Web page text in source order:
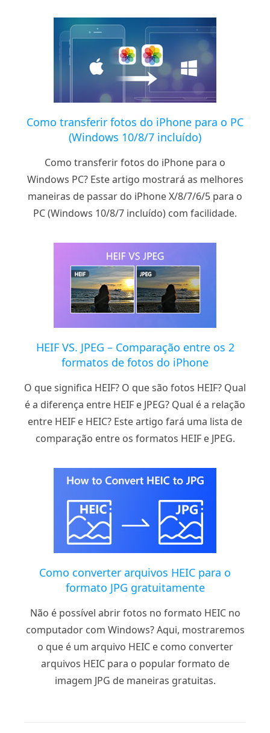
Como transferir fotos do iPhone para o PC
(Windows 10/8/7 incluído)
Como transferir fotos do iPhone para o
Windows PC? Este artigo mostrará as melhores
maneiras de passar do iPhone X/8/7/6/5 para o
PC (Windows 10/8/7 incluído) com facilidade.
HEIF VS. JPEG – Comparação entre os 2
formatos de fotos do iPhone
O que significa HEIF? O que são fotos HEIF? Qual
é a diferença entre HEIF e JPEG? Qual é a relação
entre HEIF e HEIC? Este artigo fará uma lista de
comparação entre os formatos HEIF e JPEG.
Como converter arquivos HEIC para o
formato JPG gratuitamente
Não é possível abrir fotos no formato HEIC no
computador com Windows? Aqui, mostraremos
o que é um arquivo HEIC e como converter
arquivos HEIC para o popular formato de
imagem JPG de maneiras gratuitas.